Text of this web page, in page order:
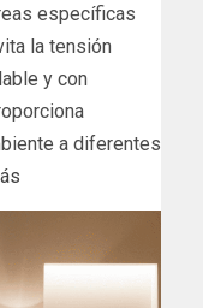
específicas
la tensión
y con
a diferentes